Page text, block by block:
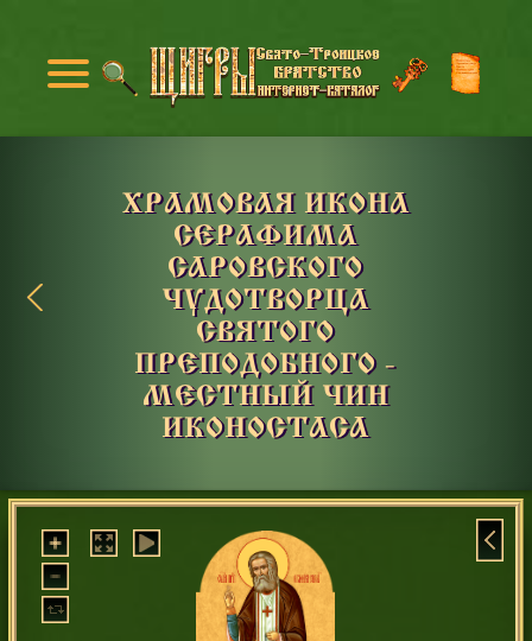
ХРАМОВАЯ ИКОНА
СЕРАФИМА
САРОВСКОГО
ЧУДОТВОРЦА
СВЯТОГО
ПРЕПОДОБНОГО -
МЕСТНЫЙ ЧИН
ИКОНОСТАСА